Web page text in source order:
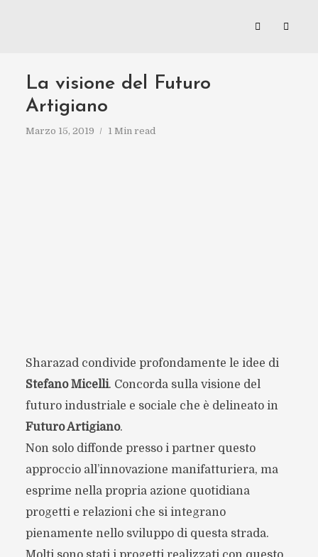
La visione del Futuro
Artigiano
Marzo 15, 2019 1 Min read
Sharazad condivide profondamente le idee di
Stefano Micelli. Concorda sulla visione del
futuro industriale e sociale che è delineato in
Futuro Artigiano.
Non solo diffonde presso i partner questo
approccio all’innovazione manifatturiera, ma
esprime nella propria azione quotidiana
progetti e relazioni che si integrano
pienamente nello sviluppo di questa strada.